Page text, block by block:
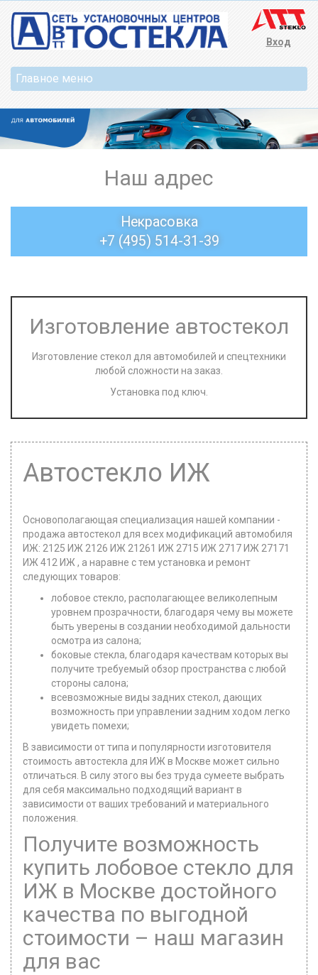
Вход
Наш адрес
Некрасовка
+7 (495) 514-31-39
Изготовление автостекол
Изготовление стекол для автомобилей и спецтехники
любой сложности на заказ.
Установка под ключ.
Автостекло ИЖ
Основополагающая специализация нашей компании -
продажа автостекол для всех модификаций автомобиля
ИЖ: 2125 ИЖ 2126 ИЖ 21261 ИЖ 2715 ИЖ 2717 ИЖ 27171
ИЖ 412 ИЖ , а наравне с тем установка и ремонт
следующих товаров:
лобовое стекло, располагающее великолепным
уровнем прозрачности, благодаря чему вы можете
быть уверены в создании необходимой дальности
осмотра из салона;
боковые стекла, благодаря качествам которых вы
получите требуемый обзор пространства с любой
стороны салона;
всевозможные виды задних стекол, дающих
возможность при управлении задним ходом легко
увидеть помехи;
В зависимости от типа и популярности изготовителя
стоимость автостекла для ИЖ в Москве может сильно
отличаться. В силу этого вы без труда сумеете выбрать
для себя максимально подходящий вариант в
зависимости от ваших требований и материального
положения.
Получите возможность
купить лобовое стекло для
ИЖ в Москве достойного
качества по выгодной
стоимости – наш магазин
для вас